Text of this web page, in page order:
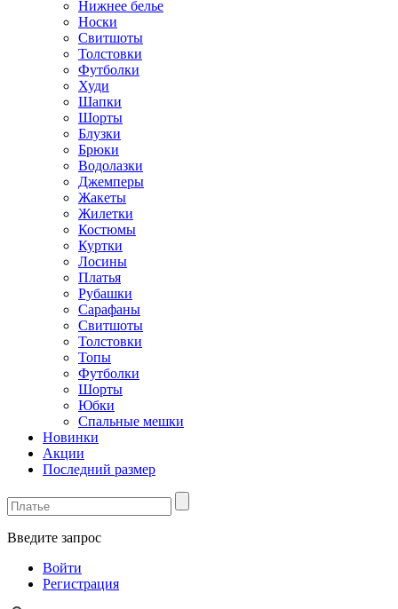
Нижнее белье
Носки
Свитшоты
Толстовки
Футболки
Худи
Шапки
Шорты
Блузки
Брюки
Водолазки
Джемперы
Жакеты
Жилетки
Костюмы
Куртки
Лосины
Платья
Рубашки
Сарафаны
Свитшоты
Толстовки
Топы
Футболки
Шорты
Юбки
Спальные мешки
Новинки
Акции
Последний размер
Введите запрос
Войти
Регистрация